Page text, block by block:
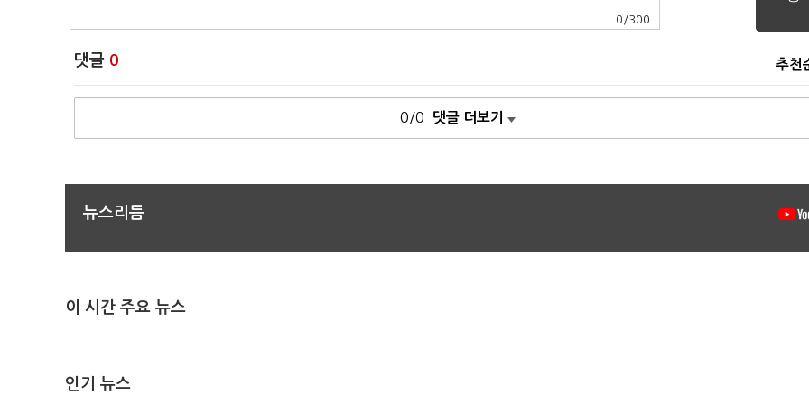
0 /300
댓글 0 추천
0/0 댓글 더보기
뉴스리듬
이 시간 주요 뉴스
인기 뉴스